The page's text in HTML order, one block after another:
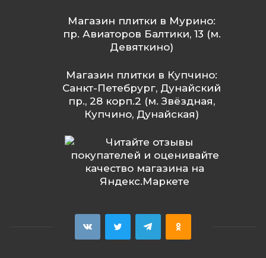
Магазин плитки в Мурино:
пр. Авиаторов Балтики, 13 (м.
Девяткино)
Магазин плитки в Купчино:
Санкт-Петебрург, Дунайский
пр., 28 корп.2 (м. Звёздная,
Купчино, Дунайская)